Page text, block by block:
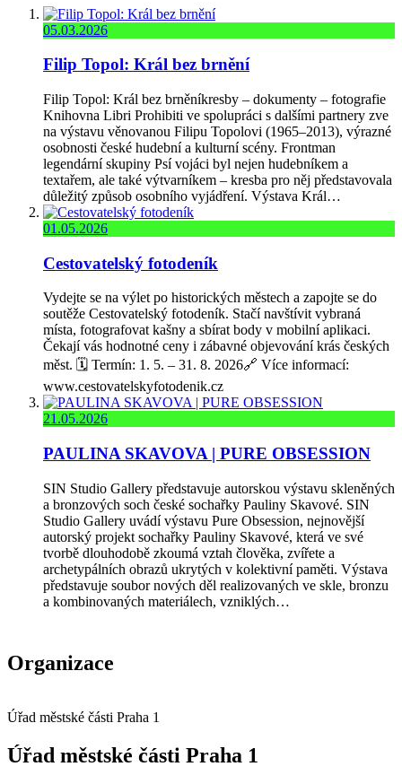
05.03.2026
Filip Topol: Král bez brnění
Filip Topol: Král bez brněníkresby – dokumenty – fotografie
Knihovna Libri Prohibiti ve spolupráci s dalšími partnery zve
na výstavu věnovanou Filipu Topolovi (1965–2013), výrazné
osobnosti české hudební a kulturní scény. Frontman
legendární skupiny Psí vojáci byl nejen hudebníkem a
textařem, ale také výtvarníkem – kresba pro něj představovala
důležitý způsob osobního vyjádření. Výstava Král…
01.05.2026
Cestovatelský fotodeník
Vydejte se na výlet po historických městech a zapojte se do
soutěže Cestovatelský fotodeník. Stačí navštívit vybraná
místa, fotografovat kašny a sbírat body v mobilní aplikaci.
Čekají vás hodnotné ceny i zábavné objevování krás českých
měst. 🗓️ Termín: 1. 5. – 31. 8. 2026🔗 Více informací:
www.cestovatelskyfotodenik.cz
21.05.2026
PAULINA SKAVOVA | PURE OBSESSION
SIN Studio Gallery představuje autorskou výstavu skleněných
a bronzových soch české sochařky Pauliny Skavové. SIN
Studio Gallery uvádí výstavu Pure Obsession, nejnovější
autorský projekt sochařky Pauliny Skavové, která ve své
tvorbě dlouhodobě zkoumá vztah člověka, zvířete a
archetypálních obrazů ukrytých v kolektivní paměti. Výstava
představuje soubor nových děl realizovaných ve skle, bronzu
a kombinovaných materiálech, vzniklých…
Organizace
Úřad městské části Praha 1
Úřad městské části Praha 1